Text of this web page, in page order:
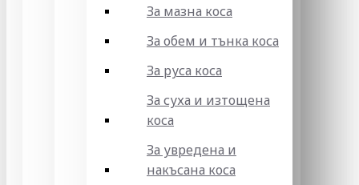
За мазна коса
За обем и тънка коса
За руса коса
За суха и изтощена
коса
За увредена и
накъсана коса